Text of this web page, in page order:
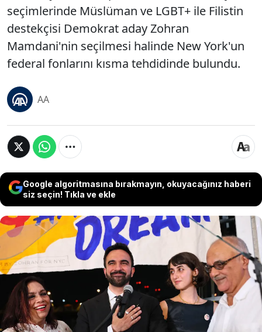
seçimlerinde Müslüman ve LGBT+ ile Filistin
destekçisi Demokrat aday Zohran
Mamdani'nin seçilmesi halinde New York'un
federal fonlarını kısma tehdidinde bulundu.
AA
Google algoritmasına bırakmayın, okuyacağınız haberi
siz seçin! Tıkla ve ekle
ABD Başkanı Trump, New York'un belediye
seçimlerinde Müslüman ve LGBT+ ile Filistin
destekçisi Demokrat aday Zohran
Mamdani'nin seçilmesi halinde New York'un
federal fonlarını kısma tehdidinde bulundu.